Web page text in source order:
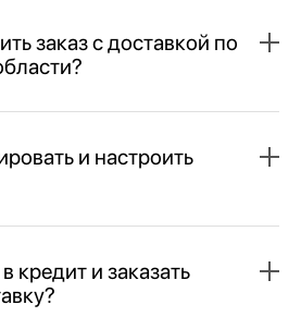
заказ с доставкой по
и настроить
кредит и заказать